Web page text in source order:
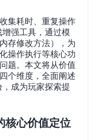
集耗时、重复操作
强工具，通过模
存修改方法），为
操作执行等核心功
题。本文将从价值
个维度，全面阐述
成为玩家探索提
核心价值定位